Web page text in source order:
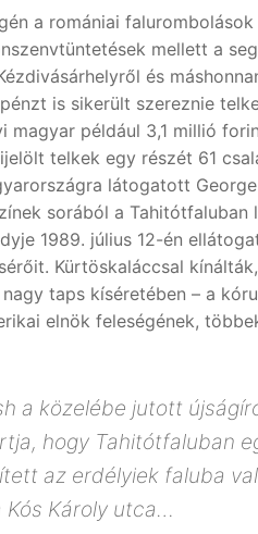
a romániai
mellett a
és
is sikerült szereznie
magyar például 3,1 millió
telkek egy részét 61
látogatott
sorából a
1989. július 12-én
Kürtöskaláccsal
nagy taps kíséretében – a
elnök feleségének,
a közelébe jutott
hogy Tahitótfaluban
az erdélyiek faluba
Kós Károly utca…